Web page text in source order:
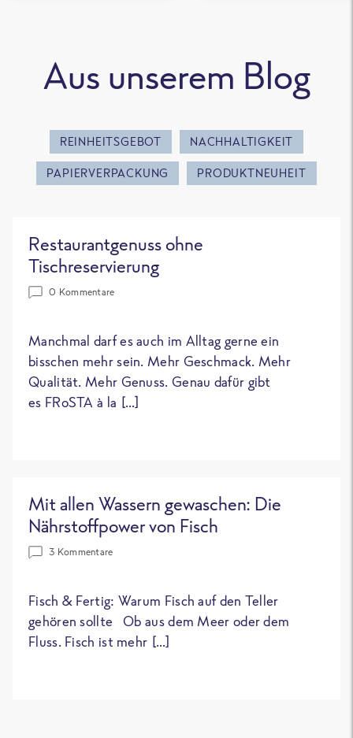
Aus unserem Blog
REINHEITSGEBOT NACHHALTIGKEIT
PAPIERVERPACKUNG PRODUKTNEUHEIT
Restaurantgenuss ohne
Tischreservierung
0 Kommentare
Manchmal darf es auch im Alltag gerne ein
bisschen mehr sein. Mehr Geschmack. Mehr
Qualität. Mehr Genuss. Genau dafür gibt
es FRoSTA à la […]
Mit allen Wassern gewaschen: Die
Nährstoffpower von Fisch
3 Kommentare
Fisch & Fertig: Warum Fisch auf den Teller
gehören sollte Ob aus dem Meer oder dem
Fluss. Fisch ist mehr […]